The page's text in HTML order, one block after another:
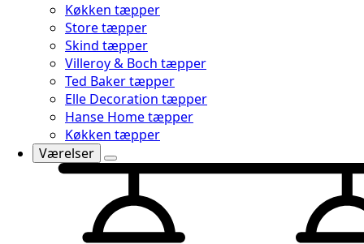
Køkken tæpper
Store tæpper
Skind tæpper
Villeroy & Boch tæpper
Ted Baker tæpper
Elle Decoration tæpper
Hanse Home tæpper
Køkken tæpper
Værelser